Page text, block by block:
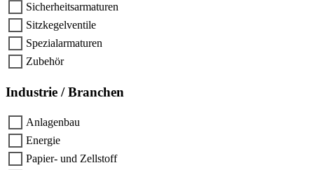
Sicherheitsarmaturen
Sitzkegelventile
Spezialarmaturen
Zubehör
Industrie / Branchen
Anlagenbau
Energie
Papier- und Zellstoff